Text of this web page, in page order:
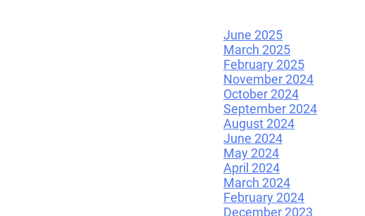
June 2025
March 2025
February 2025
November 2024
October 2024
September 2024
August 2024
June 2024
May 2024
April 2024
March 2024
February 2024
December 2023